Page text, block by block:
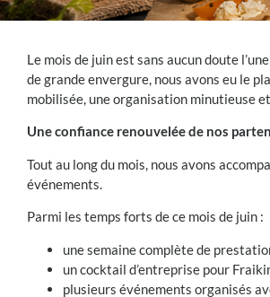
Le mois de juin est sans aucun doute
de grande envergure, nous avons eu le
mobilisée, une organisation minutieuse
Une confiance renouvelée de nos
Tout au long du mois, nous avons
événements.
Parmi les temps forts de ce mois de juin :
une semaine complète de
un cocktail d’entreprise pour
plusieurs événements organisés